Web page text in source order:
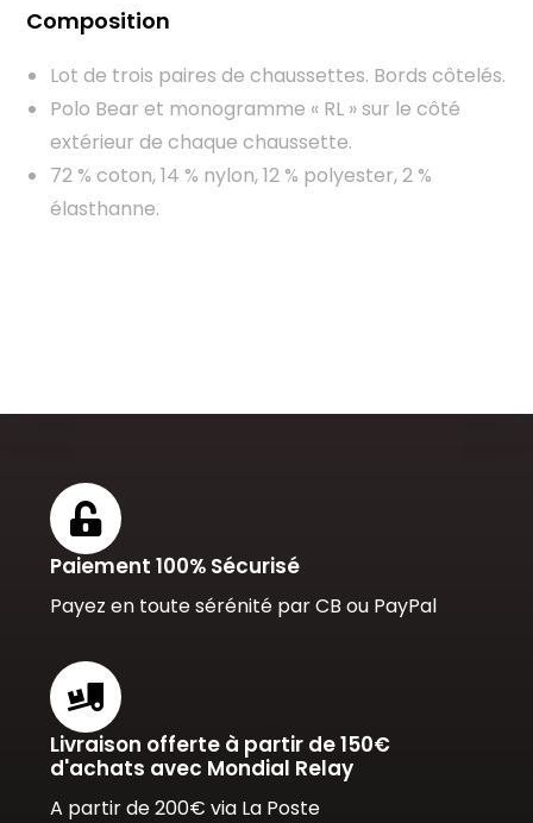
Composition
Lot de trois paires de chaussettes. Bords côtelés.
Polo Bear et monogramme « RL » sur le côté
extérieur de chaque chaussette.
72 % coton, 14 % nylon, 12 % polyester, 2 %
élasthanne.
Paiement 100% Sécurisé
Payez en toute sérénité par CB ou PayPal
Livraison offerte à partir de 150€
d'achats avec Mondial Relay
A partir de 200€ via La Poste